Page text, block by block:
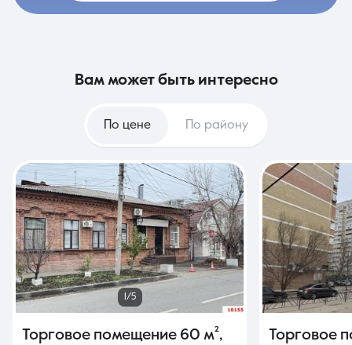
вам может быть интересно
По цене По району
1/5
Торговое помещение 60 м²,
Торговое